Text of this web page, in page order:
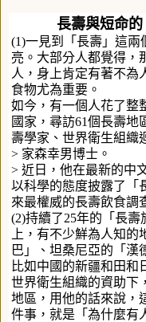
長壽與短命的
(1)一見到「長壽」這
亮。大部分人都覺得，
人，身上肯定有著不為
食物尤為重要。
如今，有一個人花了整
國家，尋訪61個長壽
壽學家、世界衛生組織
> 家森幸男博士。
> 近日，他在最新的中
以科學的態度披露了「
來最權威的長壽飲食調
(2)持續了25年的「長壽
上，有不少鮮為人知
巴」、坦桑尼亞的「漢
比如中國的新疆和田和
世界衛生組織的資助下
地區，用他的話來說，
件事，就是「為什麼有